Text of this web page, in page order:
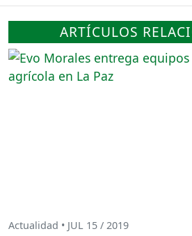
ARTÍCULOS
Actualidad • JUL 15 / 2019